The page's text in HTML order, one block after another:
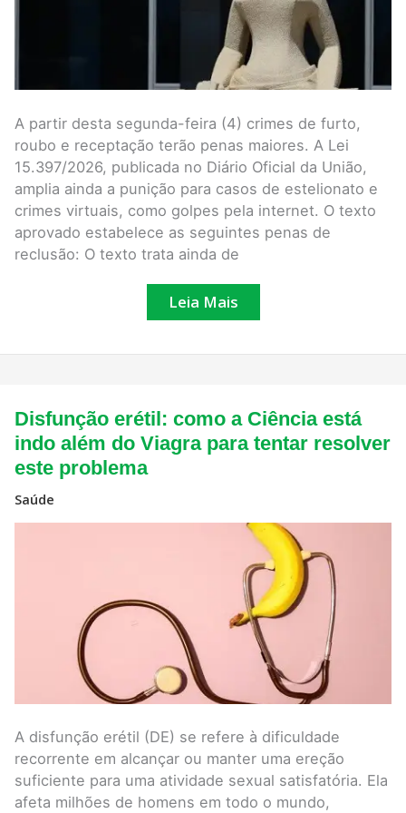
A partir desta segunda-feira (4) crimes de furto,
roubo e receptação terão penas maiores. A Lei
15.397/2026, publicada no Diário Oficial da União,
amplia ainda a punição para casos de estelionato e
crimes virtuais, como golpes pela internet. O texto
aprovado estabelece as seguintes penas de
reclusão: O texto trata ainda de
Leia Mais
Disfunção erétil: como a Ciência está
indo além do Viagra para tentar resolver
este problema
Saúde
A disfunção erétil (DE) se refere à dificuldade
recorrente em alcançar ou manter uma ereção
suficiente para uma atividade sexual satisfatória. Ela
afeta milhões de homens em todo o mundo,
Disfunção
erétil:
como
a
do Viagra